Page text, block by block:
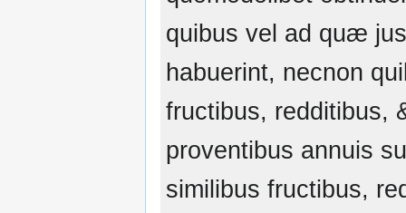
quibus vel ad quæ
habuerint, necnon
fructibus, redditibus,
proventibus annuis
similibus fructibus,